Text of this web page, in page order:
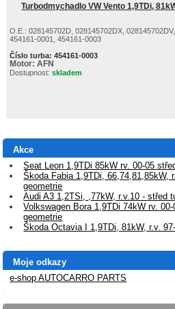
Turbodmychadlo VW Vento 1,9TDi,
O.E.: 028145702D, 028145702DX, 028145702DV,
454161-0001, 454161-0003
Číslo turba: 454161-0003
Motor: AFN
Dostupnost: skladem
Akce
Seat Leon 1,9TDi 85kW rv. 00-05
Škoda Fabia 1,9TDi, 66,74,81,85kW,
geometrie
Audi A3 1,2TSi, ,77kW, r.v.10 - střed
Volkswagen Bora 1,9TDi 74kW rv.
geometrie
Škoda Octavia I 1,9TDi, 81kW, r.v.
Moje odkazy
e-shop AUTOCARRO PARTS